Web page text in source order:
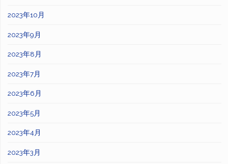
2023年10月
2023年9月
2023年8月
2023年7月
2023年6月
2023年5月
2023年4月
2023年3月